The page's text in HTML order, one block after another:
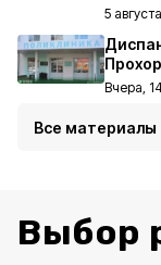
5
Вчера,
Все материалы
Выбор